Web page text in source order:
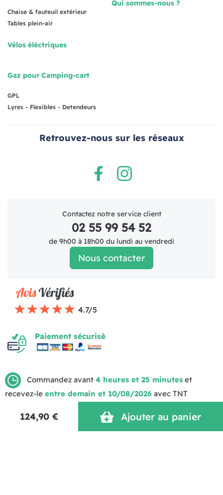
Commandez avant 4 heures et 25 minutes et
recevez-le entre demain et 10/08/2026 avec TNT
124,90 € Ajouter au panier
Chaise & fauteuil extérieur
Tables plein-air
Vélos éléctriques
Gaz pour Camping-cart
GPL
Lyres - Flexibles - Detendeurs
Qui sommes-nous ?
Retrouvez-nous sur les réseaux
Contactez notre service client
02 55 99 54 52
de 9h00 à 18h00 du lundi au vendredi
Nous contacter
4.7/5
Paiement sécurisé
Mentions légales Politique de livraison CGV (1)
Politique de Confidentialité Réalisation MOTION4EVER